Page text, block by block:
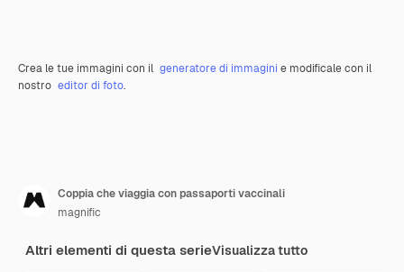
Crea le tue immagini con il generatore di immagini e modificale con il
nostro editor di foto.
Coppia che viaggia con passaporti vaccinali
magnific
Altri elementi di questa serieVisualizza tutto